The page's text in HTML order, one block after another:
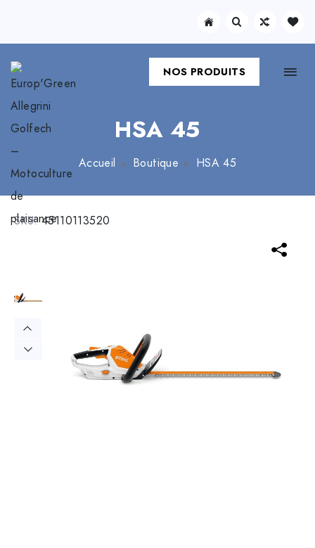
NOS PRODUITS
HSA 45
Accueil Boutique HSA 45
SKU:45110113520